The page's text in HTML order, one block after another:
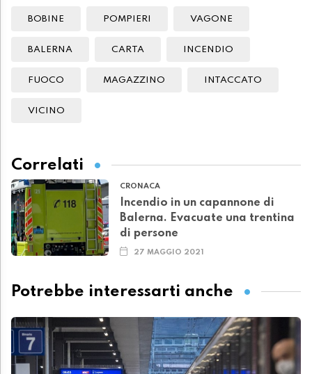
BOBINE POMPIERI VAGONE
BALERNA CARTA INCENDIO
FUOCO MAGAZZINO INTACCATO
VICINO
Correlati
CRONACA
Incendio in un capannone di
Balerna. Evacuate una trentina
di persone
27 MAGGIO 2021
Potrebbe interessarti anche